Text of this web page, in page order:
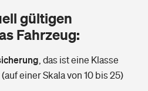
finden
gültigen
Fahrzeug:
das ist eine Klasse
einer Skala von 10 bis 25)